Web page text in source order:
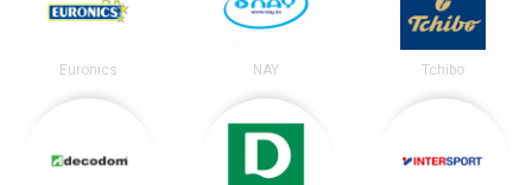
Euronics NAY Tchibo